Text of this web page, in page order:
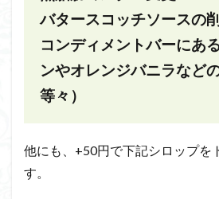
バタースコッチソースの
コンディメントバーにあ
ンやオレンジバニラなど
等々）
他にも、+50円で下記シロップを
す。